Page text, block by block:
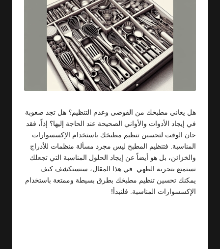
هل يعاني مطبخك من الفوضى وعدم التنظيم؟ هل تجد صعوبة
في إيجاد الأدوات والأواني الصحيحة عند الحاجة إليها؟ إذاً، فقد
حان الوقت لتحسين تنظيم مطبخك باستخدام الإكسسوارات
المناسبة. فتنظيم المطبخ ليس مجرد مسألة منظمات للأدراج
والخزائن، بل هو أيضاً عن إيجاد الحلول المناسبة التي تجعلك
تستمتع بتجربة الطهي. في هذا المقال، سنستكشف كيف
يمكنك تحسين تنظيم مطبخك بطرق بسيطة وممتعة باستخدام
الإكسسوارات المناسبة. فلنبدأ!